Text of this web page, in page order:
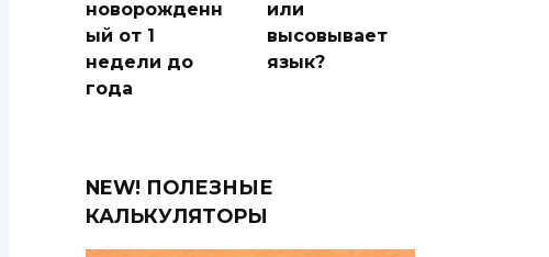
новорожденн
ый от 1
недели до
года
или
высовывает
язык?
NEW! ПОЛЕЗНЫЕ
КАЛЬКУЛЯТОРЫ